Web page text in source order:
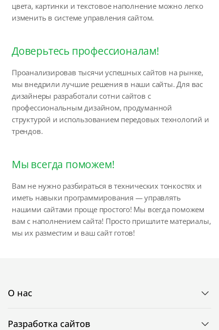
цвета, картинки и текстовое наполнение можно легко
изменить в системе управления сайтом.
Доверьтесь профессионалам!
Проанализировав тысячи успешных сайтов на рынке,
мы внедрили лучшие решения в наши сайты. Для вас
дизайнеры разработали сотни сайтов с
профессиональным дизайном, продуманной
структурой и использованием передовых технологий и
трендов.
Мы всегда поможем!
Вам не нужно разбираться в технических тонкостях и
иметь навыки программирования — управлять
нашими сайтами проще простого! Мы всегда поможем
вам с наполнением сайта! Просто пришлите материалы,
мы их разместим и ваш сайт готов!
О нас
Разработка сайтов